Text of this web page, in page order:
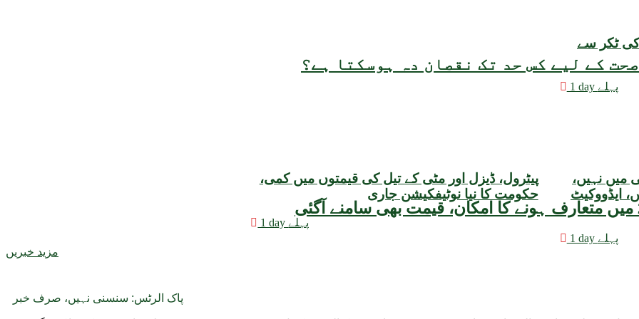
کے لیے کس حد تک نقصان دہ ہوسکتا ہے؟
ٹکر سے
1 day پہلے
میں نہیں،
ایڈووکیٹ
1 day پہلے
پیٹرول، ڈیزل اور مٹی کے تیل کی قیمتوں میں کمی،
حکومت کا نیا نوٹیفکیشن جاری
1 day پہلے
مزید خبریں
پاک الرٹس: سنسنی نہیں، صرف خبر